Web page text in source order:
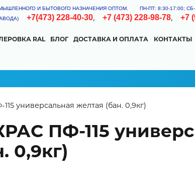
И БЫТОВОГО НАЗНАЧЕНИЯ ОПТОМ.
ПН-ПТ: 8:30-17:00;
+7(473) 228-40-30, +7 (473) 228-98-78, +7
RAL БЛОГ ДОСТАВКА И ОПЛАТА КОНТАКТЫ
универсальная желтая (бан. 0,9кг)
ПФ-115
0,9кг)